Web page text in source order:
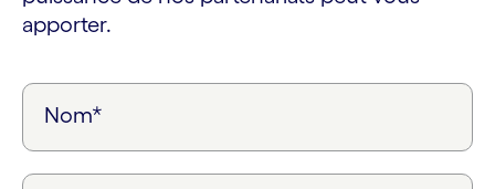
apporter.
Nom*